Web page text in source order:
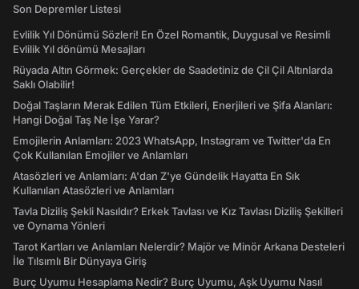
Son Depremler Listesi
Evlilik Yıl Dönümü Sözleri! En Özel Romantik, Duygusal ve Resimli
Evlilik Yıl dönümü Mesajları
Rüyada Altın Görmek: Gerçekler de Saadetiniz de Çil Çil Altınlarda
Saklı Olabilir!
Doğal Taşların Merak Edilen Tüm Etkileri, Enerjileri ve Şifa Alanları:
Hangi Doğal Taş Ne İşe Yarar?
Emojilerin Anlamları: 2023 WhatsApp, Instagram ve Twitter'da En
Çok Kullanılan Emojiler ve Anlamları
Atasözleri ve Anlamları: A'dan Z'ye Gündelik Hayatta En Sık
Kullanılan Atasözleri ve Anlamları
Tavla Diziliş Şekli Nasıldır? Erkek Tavlası ve Kız Tavlası Diziliş Şekilleri
ve Oynama Yönleri
Tarot Kartları ve Anlamları Nelerdir? Majör ve Minör Arkana Desteleri
İle Tılsımlı Bir Dünyaya Giriş
Burç Uyumu Hesaplama Nedir? Burç Uyumu, Aşk Uyumu Nasıl